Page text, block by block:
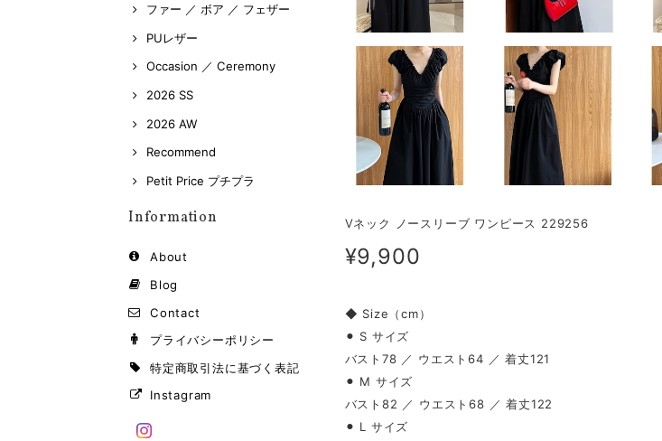
ファー ／ ボア ／ フェザー
PUレザー
Occasion ／ Ceremony
2026 SS
2026 AW
Recommend
Petit Price プチプラ
Information
About
Blog
Contact
プライバシーポリシー
特定商取引法に基づく表記
Instagram
Vネック ノースリーブ ワンピース 229256
¥9,900
◆ Size（cm）
⚫︎ S サイズ
バスト78 ／ ウエスト64 ／ 着丈121
⚫︎ M サイズ
バスト82 ／ ウエスト68 ／ 着丈122
⚫︎ L サイズ